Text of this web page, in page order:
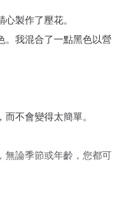
製作了壓花。
。我混合了一點黑色以營
不會變得太簡單。
無論季節或年齡，您都可